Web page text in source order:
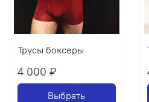
Трусы боксеры
4 000 ₽
Выбрать